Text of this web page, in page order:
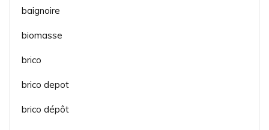
baignoire
biomasse
brico
brico depot
brico dépôt